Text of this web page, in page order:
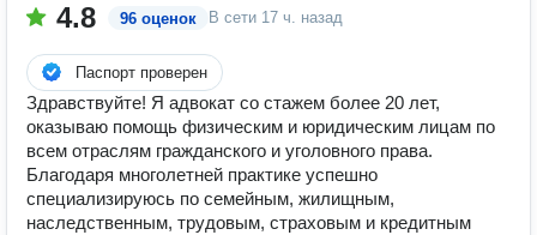
4.8 96 оценок В сети 17 ч. назад
Паспорт проверен
Здравствуйте! Я адвокат со стажем более 20 лет,
оказываю помощь физическим и юридическим лицам по
всем отраслям гражданского и уголовного права.
Благодаря многолетней практике успешно
специализируюсь по семейным, жилищным,
наследственным, трудовым, страховым и кредитным